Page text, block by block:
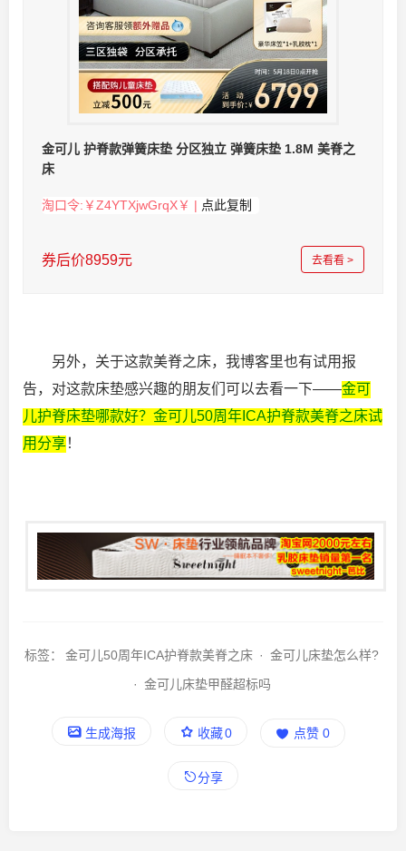
金可儿 护脊款弹簧床垫 分区独立 弹簧床垫 1.8M 美脊之
床
淘口令:￥Z4YTXjwGrqX￥ | 点此复制
券后价8959元 去看看 >
另外，关于这款美脊之床，我博客里也有试用报
告，对这款床垫感兴趣的朋友们可以去看一下——金可
儿护脊床垫哪款好？金可儿50周年ICA护脊款美脊之床试
用分享！
标签： 金可儿50周年ICA护脊款美脊之床 · 金可儿床垫怎么样?
· 金可儿床垫甲醛超标吗
生成海报 收藏0 点赞 0
分享